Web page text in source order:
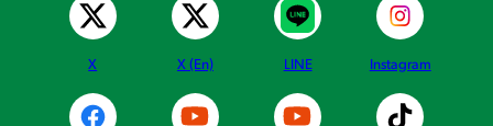
X X (En) LINE Instagram